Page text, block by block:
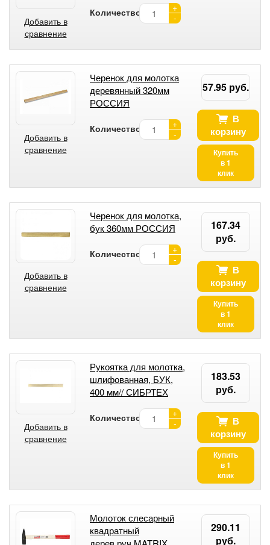
Добавить в
сравнение
Количество:
+
-
Добавить в
сравнение
Черенок для молотка
деревянный 320мм
РОССИЯ
Количество:
+
-
57.95 руб.
В
корзину
Купить
в 1
клик
Добавить в
сравнение
Черенок для молотка,
бук 360мм РОССИЯ
Количество:
+
-
167.34
руб.
В
корзину
Купить
в 1
клик
Добавить в
сравнение
Рукоятка для молотка,
шлифованная, БУК,
400 мм// СИБРТЕХ
Количество:
+
-
183.53
руб.
В
корзину
Купить
в 1
клик
Молоток слесарный
квадратный
290.11
руб.